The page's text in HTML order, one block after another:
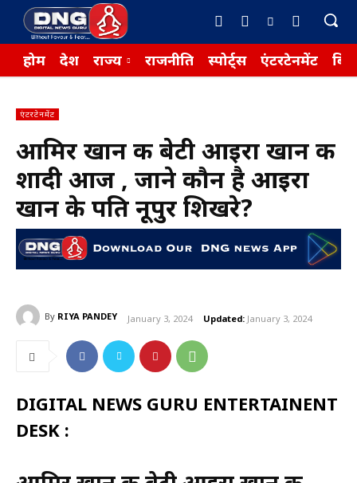
होम देश राज्य राजनीति स्पोर्ट्स एंटरटेनमेंट
एंटरटेनमेंट
आमिर खान की बेटी आइरा खान की
शादी आज , जाने कौन है आइरा
खान के पति नूपुर शिखरे?
By RIYA PANDEY January 3, 2024 Updated: January 3, 2024
DIGITAL NEWS GURU ENTERTAINENT
DESK :